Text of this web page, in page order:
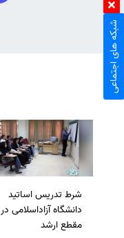
شرط تدریس اساتید
دانشگاه آزاداسلامی در
مقطع ارشد
شبکه های اجتماعی